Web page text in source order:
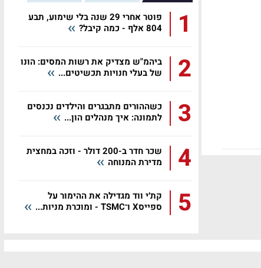
1
פוטר אחרי 29 שנה בלי שימוע, תבע
804 אלף - כמה קיבל?
2
ביהמ"ש מצדיק את רשות המסים: הונו
של בעלי חנויות תכשיטים...
3
כשההורים מתבגרים והילדים נכנסים
לתמונה: איך מנהלים הון...
4
שכר חדר ב-200 דולר - וזכה במחצית
מדירת המנוחה
5
קת׳י ווד מגדילה את ההימור על
ספייסX ו־TSMC - ומוכרת מניות...